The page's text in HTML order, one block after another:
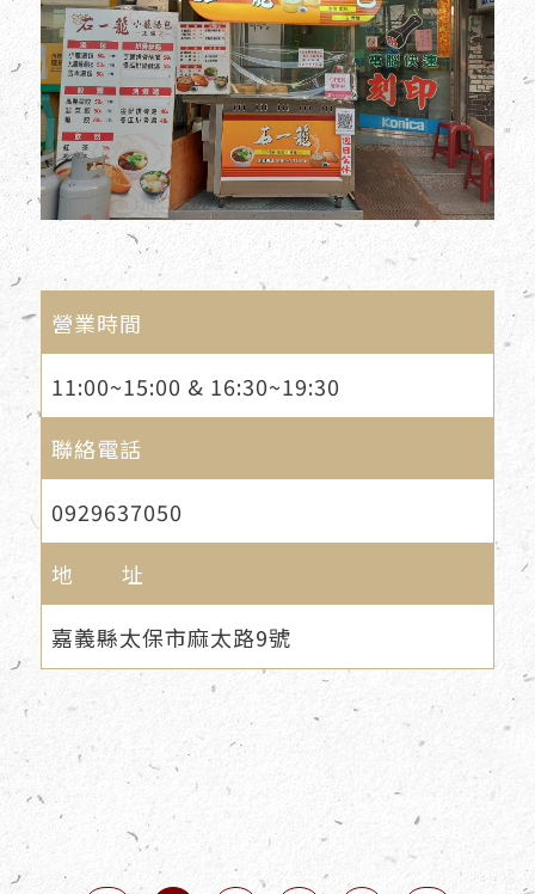
營業時間
11:00~15:00 & 16:30~19:30
聯絡電話
0929637050
地 址
嘉義縣太保市麻太路9號